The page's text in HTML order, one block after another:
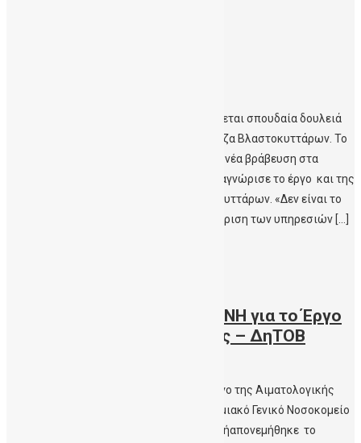
Patris.gr- Γίνεται σπουδαία δουλειά! Γίνεται σπουδαία δουλειά
στην Αιματολογική Κλινική και την Τράπεζα Βλαστοκυττάρων. Το
ξέρουμε εμείς, το έμαθε κι ο κόσμος με τη νέα βράβευση στα
Healthcare Business Awards 2021 που αναγνώρισε το έργο και της
Δημόσιας Τράπεζας Ομφαλικών Βλαστοκυττάρων. «Δεν είναι το
βραβείο που μας γεμίζει χαρά αλλά η διάκριση των υπηρεσιών […]
Ασημένιο Βραβείο στο ΠΑΓΝΗ για το Έργο
της Αιματολογικής Κλινικής – ΔηΤΟΒ
Ασημένιο Βραβείο στο ΠΑΓΝΗ για το Έργο της Αιματολογικής
Κλινικής – ΔηΤΟΒ Κρήτης Στο Πανεπιστημιακό Γενικό Νοσοκομείο
Ηρακλείου(ΠΑΓΝΗ)– Αιματολογική Κλινικήαπονεμήθηκε το